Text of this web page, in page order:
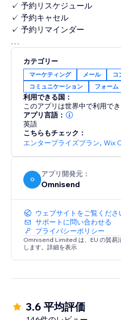
✓ 予約リスケジュール
✓ 予約キャセル
✓ 予約リマインダー
と予約を増加させましょう
✓ デザイナーが制作した250
なテンプレート
✓ Wix アカウントから連絡先を簡単にインポート
✓ 送信時間や遅延時間設定の
✓SMS送信用の電話番号
4. フォームを活用してメール
します
✓ポップアップ、ホイールオ
ップボックスなどのスマート
✓顧客がウェブサイトから離
ングに新規登録フォームを表示
✓プロフェッショナルな外観
ームのテンプレート
ための規則に完全に準拠
5. すべての Omnisend の機能
長の伴いアップグレード
カテゴリー
マーケティング メール
コ
コミュニケーション
フォーム
利用できる国：
このアプリは世界中で利用でき
アプリ言語：
英語
こちらもチェック：
エンタープライズプラン,Wix
O
アプリ開発元：
Omnisend
ウェブサイトをご覧くださ
サポートに問い合わせる
プライバシーポリシー
Omnisend Limited は、EU の貿易
します。詳細を表示
3.6 平均評価